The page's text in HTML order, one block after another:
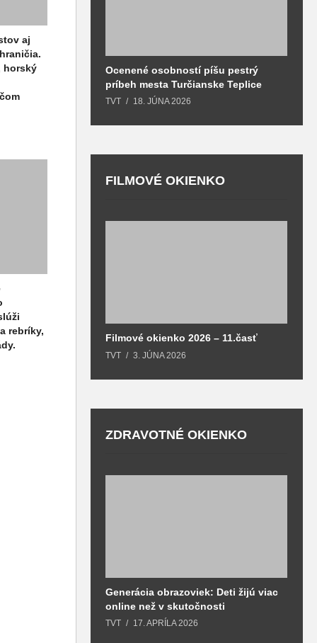
aj
horský
rebríky,
Ocenené osobností píšu pestrý
príbeh mesta Turčianske Teplice
TVT 18. JÚNA 2026
FILMOVÉ OKIENKO
Filmové okienko 2026 – 11.časť
TVT 3. JÚNA 2026
ZDRAVOTNÉ OKIENKO
Generácia obrazoviek: Deti žijú viac
online než v skutočnosti
TVT 17. APRÍLA 2026